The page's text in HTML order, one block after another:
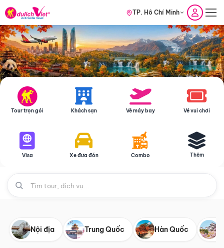
TP. Hồ Chí Minh
Tour trọn gói Khách sạn Vé máy bay Vé vui chơi
Visa Xe đưa đón Combo Thêm
Nội địa Trung Quốc Hàn Quốc